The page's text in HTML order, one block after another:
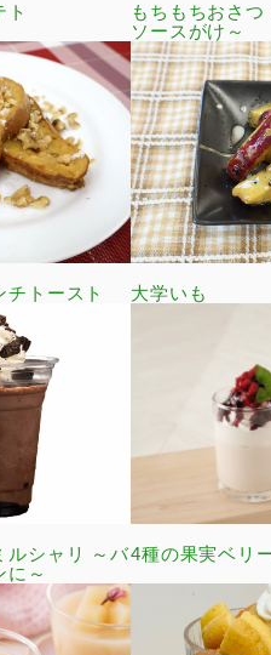
ト
もちもちおさ
ソースがけ～
チトースト 大学いも
ルシャリ ～バ
に～
4種の果実ベリ